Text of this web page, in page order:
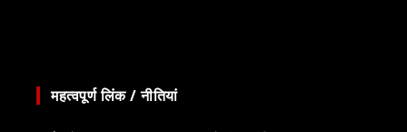
महत्वपूर्ण लिंक / नीतियां